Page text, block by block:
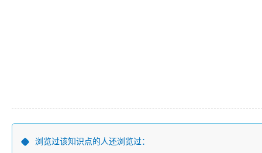
浏览过该知识点的人还浏览过：